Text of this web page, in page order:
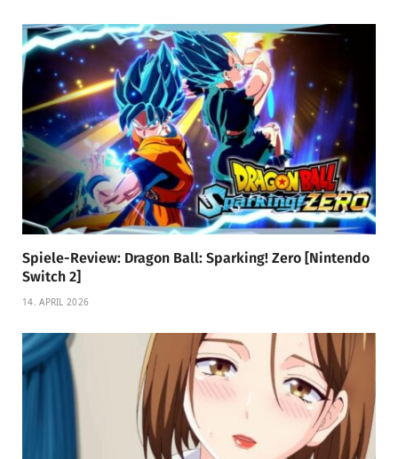
Spiele-Review: Dragon Ball: Sparking! Zero [Nintendo
Switch 2]
14. APRIL 2026